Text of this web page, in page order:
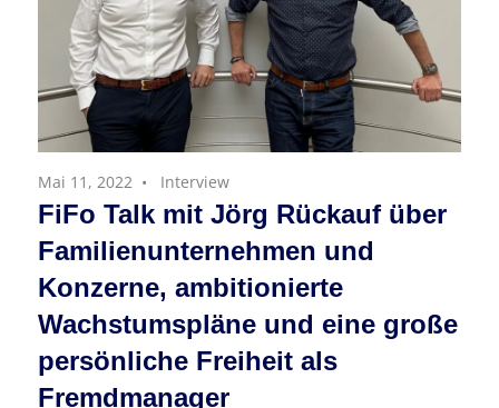
Mai 11, 2022 Interview
FiFo Talk mit Jörg Rückauf über
Familienunternehmen und
Konzerne, ambitionierte
Wachstumspläne und eine große
persönliche Freiheit als
Fremdmanager